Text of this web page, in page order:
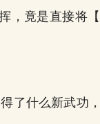
，竟是直接将
了什么新武功